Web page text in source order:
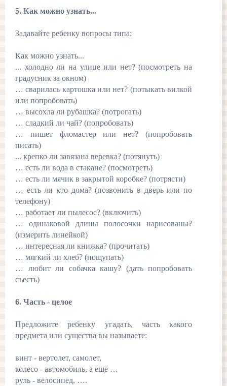
5. Как можно узнать...
Задавайте ребенку вопросы типа:
Как можно узнать...
... холодно ли на улице или нет? (посмотреть на
градусник за окном)
… сварилась картошка или нет? (потыкать вилкой
или попробовать)
… высохла ли рубашка? (потрогать)
… сладкий ли чай? (попробовать)
… пишет фломастер или нет? (попробовать
писать)
... крепко ли завязана веревка? (потянуть)
… есть ли вода в стакане? (посмотреть)
… есть ли мячик в закрытой коробке? (потрясти)
… есть ли кто дома? (позвонить в дверь или по
телефону)
… работает ли пылесос? (включить)
… одинаковой длины полосочки нарисованы?
(измерить линейкой)
… интересная ли книжка? (прочитать)
… мягкий ли хлеб? (пощупать)
… любит ли собачка кашу? (дать попробовать
съесть)
6. Часть - целое
Предложите ребенку угадать, часть какого
предмета или существа вы называете:
винт - вертолет, самолет,
колесо - автомобиль, а еще …
руль - велосипед, ….